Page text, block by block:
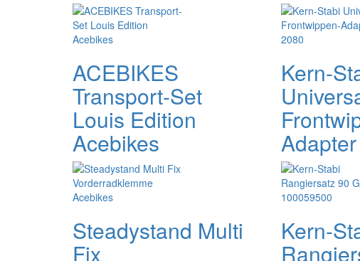
ACEBIKES
Transport-Set
Louis Edition
Acebikes
Kern-
Steadystand Multi
Fix
Kern-